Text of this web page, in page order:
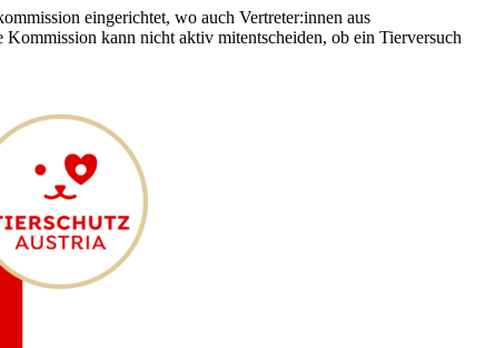
eingerichtet, wo auch Vertreter:innen aus
kann nicht aktiv mitentscheiden, ob ein Tierversuch